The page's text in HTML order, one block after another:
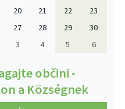
20 21 22
23
27 28 29
30
3 4 5 6
občini -
a Községnek